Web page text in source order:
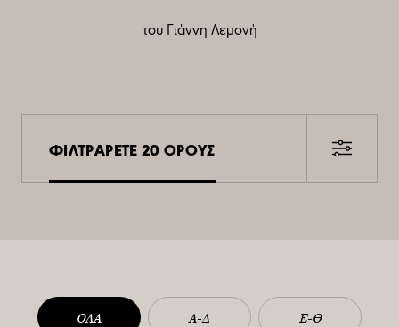
του Γιάννη Λεμονή
ΦΙΛΤΡΑΡΕΤΕ 20 ΟΡΟΥΣ
ΟΛΑ Α-Δ Ε-Θ